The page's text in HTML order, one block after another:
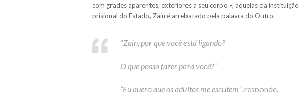
com grades aparentes, exteriores a seu corpo –, aquelas da instituição
prisional do Estado, Zain é arrebatado pela palavra do Outro.
“Zain, por que você está ligando?
O que posso fazer para você?”
“Eu quero que os adultos me escutem”, responde.